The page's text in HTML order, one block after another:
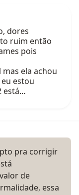
dores
ruim então
pois
ela achou
estou
está…
pra corrigir
de
essa